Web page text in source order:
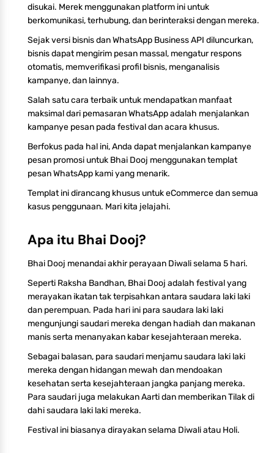
disukai. Merek menggunakan platform ini untuk
berkomunikasi, terhubung, dan berinteraksi dengan mereka.
Sejak versi bisnis dan WhatsApp Business API diluncurkan,
bisnis dapat mengirim pesan massal, mengatur respons
otomatis, memverifikasi profil bisnis, menganalisis
kampanye, dan lainnya.
Salah satu cara terbaik untuk mendapatkan manfaat
maksimal dari pemasaran WhatsApp adalah menjalankan
kampanye pesan pada festival dan acara khusus.
Berfokus pada hal ini, Anda dapat menjalankan kampanye
pesan promosi untuk Bhai Dooj menggunakan templat
pesan WhatsApp kami yang menarik.
Templat ini dirancang khusus untuk eCommerce dan semua
kasus penggunaan. Mari kita jelajahi.
Apa itu Bhai Dooj?
Bhai Dooj menandai akhir perayaan Diwali selama 5 hari.
Seperti Raksha Bandhan, Bhai Dooj adalah festival yang
merayakan ikatan tak terpisahkan antara saudara laki laki
dan perempuan. Pada hari ini para saudara laki laki
mengunjungi saudari mereka dengan hadiah dan makanan
manis serta menanyakan kabar kesejahteraan mereka.
Sebagai balasan, para saudari menjamu saudara laki laki
mereka dengan hidangan mewah dan mendoakan
kesehatan serta kesejahteraan jangka panjang mereka.
Para saudari juga melakukan Aarti dan memberikan Tilak di
dahi saudara laki laki mereka.
Festival ini biasanya dirayakan selama Diwali atau Holi.